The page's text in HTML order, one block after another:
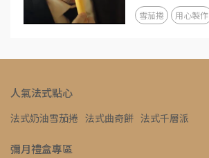
雪茄捲 用心製作
人氣法式點心
法式奶油雪茄捲 法式曲奇餅 法式千層派
彌月禮盒專區